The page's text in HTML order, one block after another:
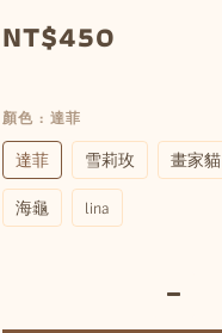
NT$450
顏色 : 達菲
達菲 雪莉玫 畫家貓
海龜
lina